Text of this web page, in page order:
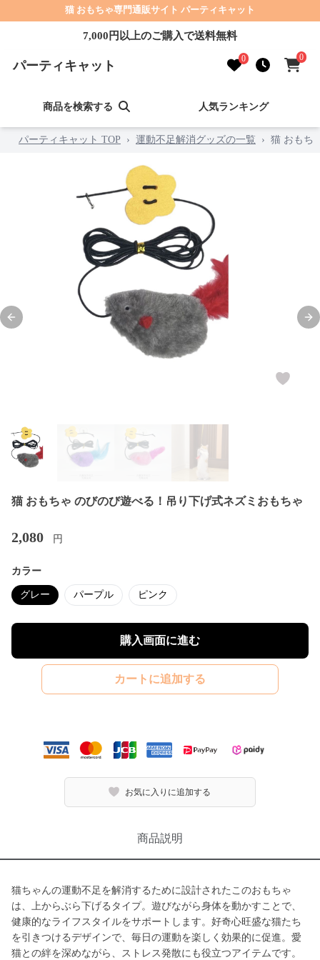
猫 おもちゃ専門通販サイト パーティキャット
7,000円以上のご購入で送料無料
パーティキャット 0 0
商品を検索する 人気ランキング
パーティキャット TOP › 運動不足解消グッズの一覧 › 猫 おもち
Previous slide
猫 おもちゃ のびのび遊べる！吊り下げ式ネズミおもちゃ
2,080 円
カラー
グレー パープル ピンク
購入画面に進む
カートに追加する
お気に入りに追加する
商品説明
猫ちゃんの運動不足を解消するために設計されたこのおもちゃ
は、上からぶら下げるタイプ。遊びながら身体を動かすことで、
健康的なライフスタイルをサポートします。好奇心旺盛な猫たち
を引きつけるデザインで、毎日の運動を楽しく効果的に促進。愛
猫との絆を深めながら、ストレス発散にも役立つアイテムです。